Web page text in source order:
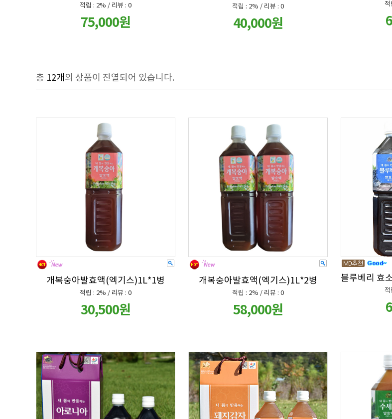
적립 : 2% / 리뷰 : 0
75,000원
적립 : 2% / 리뷰 : 0
40,000원
적
총 12개의 상품이 진열되어 있습니다.
개복숭아발효액(엑기스)1L*1병
적립 : 2% / 리뷰 : 0
30,500원
개복숭아발효액(엑기스)1L*2병
적립 : 2% / 리뷰 : 0
58,000원
블루베리 효
적